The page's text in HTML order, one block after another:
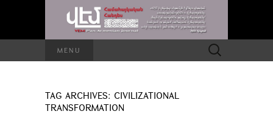
MENU
Search
for:
TAG ARCHIVES: CIVILIZATIONAL
TRANSFORMATION